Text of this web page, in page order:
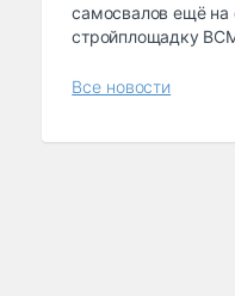
самосвалов ещё на
стройплощадку
Все новости